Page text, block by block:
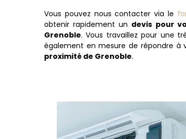
Vous pouvez nous contacter via le
obtenir rapidement un devis pour
Grenoble. Vous travaillez pour une
également en mesure de répondre à
proximité de Grenoble.